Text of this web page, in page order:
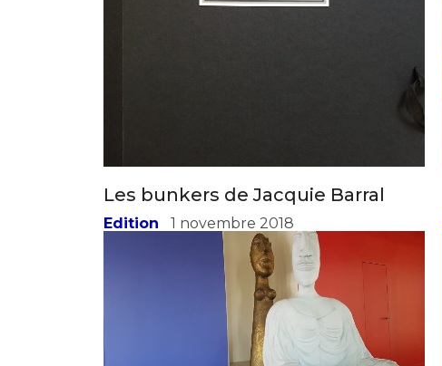
Les bunkers de Jacquie Barral
1 novembre 2018